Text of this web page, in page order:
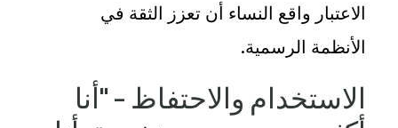
الاعتبار واقع النساء أن تعزز الثقة في
الأنظمة الرسمية.
الاستخدام والاحتفاظ – "أنا